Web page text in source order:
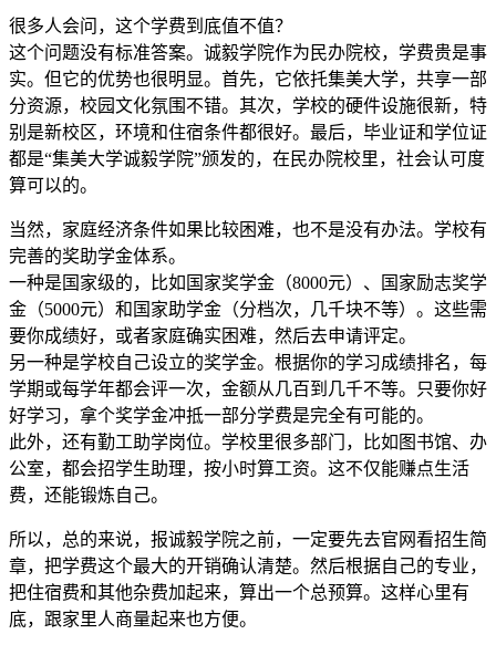
很多人会问，这个学费到底值不值？
这个问题没有标准答案。诚毅学院作为民办院校，学费贵是事
实。但它的优势也很明显。首先，它依托集美大学，共享一部
分资源，校园文化氛围不错。其次，学校的硬件设施很新，特
别是新校区，环境和住宿条件都很好。最后，毕业证和学位证
都是“集美大学诚毅学院”颁发的，在民办院校里，社会认可度
算可以的。
当然，家庭经济条件如果比较困难，也不是没有办法。学校有
完善的奖助学金体系。
一种是国家级的，比如国家奖学金（8000元）、国家励志奖学
金（5000元）和国家助学金（分档次，几千块不等）。这些需
要你成绩好，或者家庭确实困难，然后去申请评定。
另一种是学校自己设立的奖学金。根据你的学习成绩排名，每
学期或每学年都会评一次，金额从几百到几千不等。只要你好
好学习，拿个奖学金冲抵一部分学费是完全有可能的。
此外，还有勤工助学岗位。学校里很多部门，比如图书馆、办
公室，都会招学生助理，按小时算工资。这不仅能赚点生活
费，还能锻炼自己。
所以，总的来说，报诚毅学院之前，一定要先去官网看招生简
章，把学费这个最大的开销确认清楚。然后根据自己的专业，
把住宿费和其他杂费加起来，算出一个总预算。这样心里有
底，跟家里人商量起来也方便。